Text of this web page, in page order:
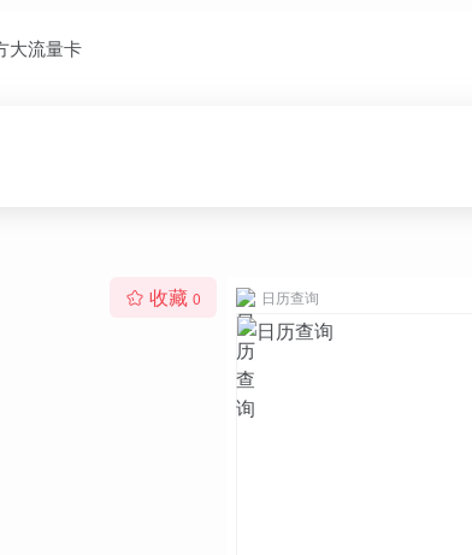
大流量卡
收藏 0 日历查询